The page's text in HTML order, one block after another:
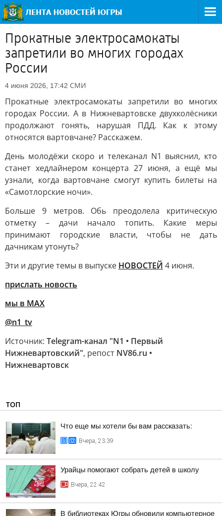
Прокатные электросамокаты
запретили во многих городах
России
4 июня 2026, 17:42 СМИ
Прокатные электросамокаты запретили во многих
городах России. А в Нижневартовске двухколёсники
продолжают гонять, нарушая ПДД. Как к этому
относятся вартовчане? Расскажем.
День молодёжи скоро и телеканал N1 выяснил, кто
станет хедлайнером концерта 27 июня, а ещё мы
узнали, когда вартовчане смогут купить билеты на
«Самотлорские ночи».
Больше 9 метров. Обь преодолела критическую
отметку – дачи начало топить. Какие меры
принимают городские власти, чтобы не дать
дачникам утонуть?
Эти и другие темы в выпуске НОВОСТЕЙ 4 июня.
прислать новость
мы в МАХ
@n1_tv
Источник: Telegram-канал "N1 • Первый
Нижневартовский", репост NV86.ru •
Нижневартовск
ТОП
Что еще мы хотели бы вам рассказать:
Вчера, 23:39
Урайцы помогают собрать детей в школу
Вчера, 22:42
В библиотеках Югры обновили компьютерное